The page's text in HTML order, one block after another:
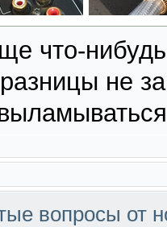
что-
не
вопросы от